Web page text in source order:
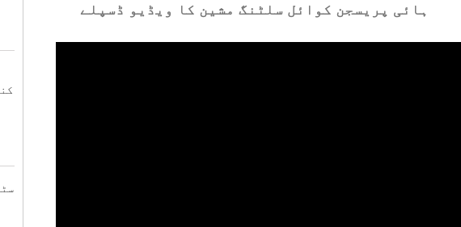
ہائی پریسجن کوائل سلٹنگ مشین کا ویڈیو ڈسپلے